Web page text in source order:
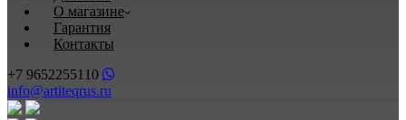
О магазине
Гарантия
Контакты
+7 9652255110
info@artiteqrus.ru